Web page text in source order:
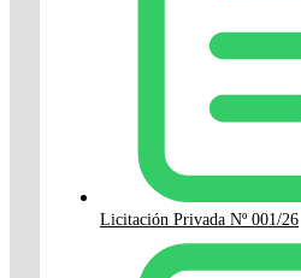
Licitación Privada Nº 001/26